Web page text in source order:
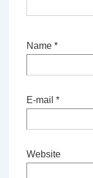
Name *
E-mail *
Website